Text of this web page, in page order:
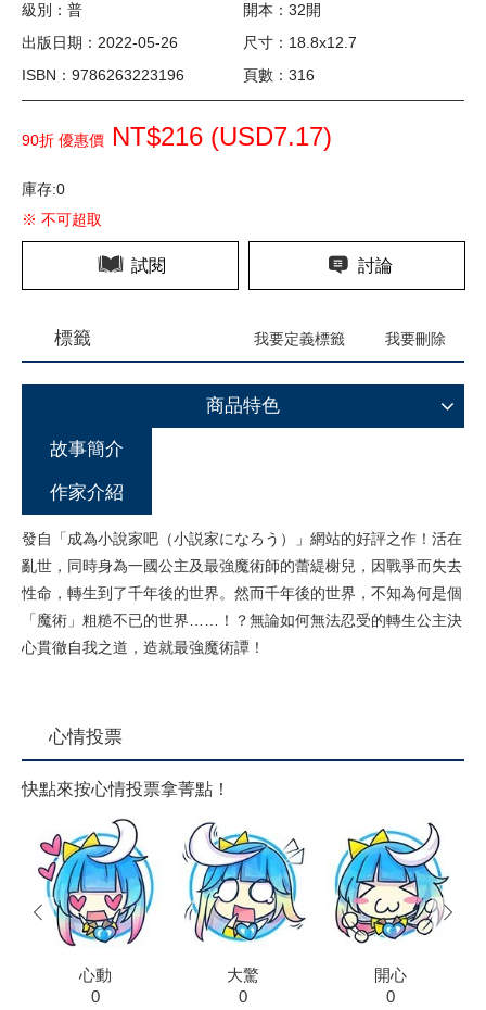
級別：普
開本：32開
出版日期：2022-05-26
尺寸：18.8x12.7
ISBN：9786263223196
頁數：316
90折 優惠價 NT$216 (USD7.17)
庫存:0
※ 不可超取
試閱 討論
標籤 我要定義標籤 我要刪除
商品特色
故事簡介
作家介紹
發自「成為小說家吧（小説家になろう）」網站的好評之作！活在
亂世，同時身為一國公主及最強魔術師的蕾緹榭兒，因戰爭而失去
性命，轉生到了千年後的世界。然而千年後的世界，不知為何是個
「魔術」粗糙不已的世界……！？無論如何無法忍受的轉生公主決
心貫徹自我之道，造就最強魔術譚！
心情投票
快點來按心情投票拿菁點！
心動
0
大驚
0
開心
0
prev next